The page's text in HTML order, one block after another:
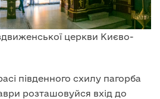
церкви Києво-
південного схилу пагорба
розташовуйся вхід до